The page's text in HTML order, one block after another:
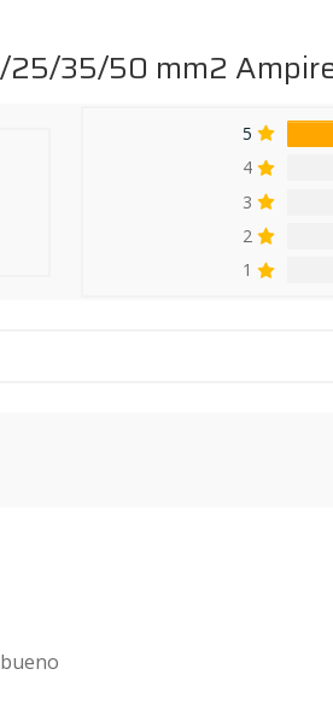
25/35/50 mm2
5
4
3
2
1